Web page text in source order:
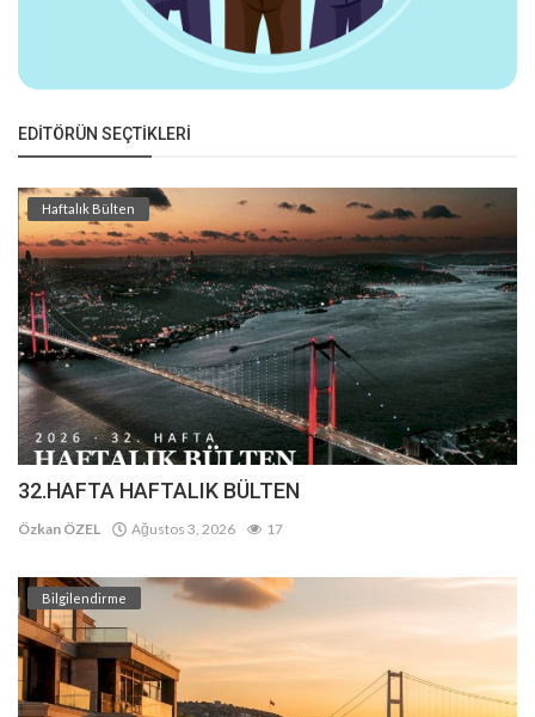
EDITÖRÜN SEÇTIKLERI
Haftalık Bülten
32.HAFTA HAFTALIK BÜLTEN
Özkan ÖZEL Ağustos 3, 2026 17
Bilgilendirme